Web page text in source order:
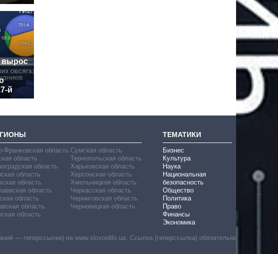
вырос
й
Франковская область
область
область
область
область
область
область
область
область
Сумская область
Тернопольская область
Харьковская область
Херсонская область
Хмельницкая область
Черкасская область
Черниговская область
Черновицкая область
ТЕМАТИКИ
Бизнес
Культура
Наука
Национальная
безопасность
Общество
Политика
Право
Финансы
Экономика
— гиперссылки) на www.slovoidilo.ua. Ссылка (гиперссылка) обязательна